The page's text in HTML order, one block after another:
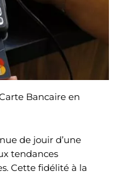
Bancaire en
de jouir d’une
tendances
Cette fidélité à la